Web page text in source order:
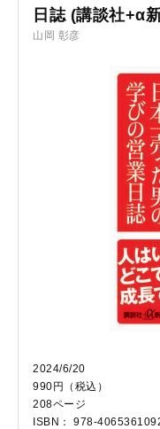
日誌 (講談社+α
山岡 彰彦
2024/6/20
990円（税込）
208ページ
ISBN： 978-